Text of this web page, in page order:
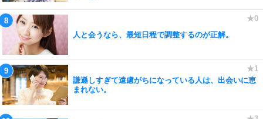
人と会うなら、最短日程で調整するのが正解。
謙遜しすぎて遠慮がちになっている人は、出会いに恵
まれない。